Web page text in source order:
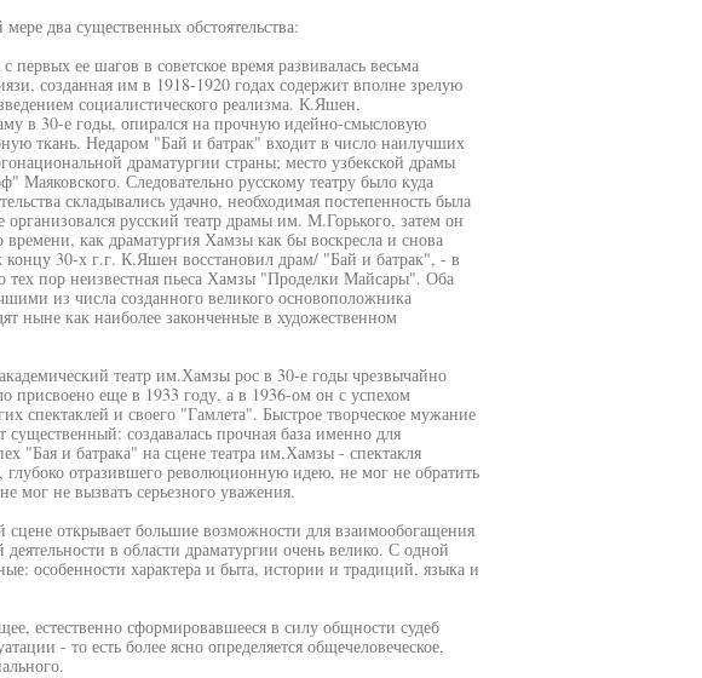
два существенных обстоятельства:
первых ее шагов в советское время развивалась весьма
созданная им в 1918-1920 годах содержит вполне зрелую
социалистического реализма. К.Яшен,
в 30-е годы, опирался на прочную идейно-смысловую
ткань. Недаром "Бай и батрак" входит в число наилучших
драматургии страны; место узбекской драмы
Маяковского. Следовательно русскому театру было куда
складывались удачно, необходимая постепенность была
русский театр драмы им. М.Горького, затем он
времени, как драматургия Хамзы как бы воскресла и снова
концу 30-х г.г. К.Яшен восстановил драм/ "Бай и батрак", - в
пор неизвестная пьеса Хамзы "Проделки Майсары". Оба
из числа созданного великого основоположника
ныне как наиболее законченные в художественном
театр им.Хамзы рос в 30-е годы чрезвычайно
присвоено еще в 1933 году, а в 1936-ом он с успехом
спектаклей и своего "Гамлета". Быстрое творческое мужание
создавалась прочная база именно для
"Бая и батрака" на сцене театра им,Хамзы - спектакля
глубоко отразившего революционную идею, не мог не обратить
мог не вызвать серьезного уважения.
открывает большие возможности для взаимообогащения
деятельности в области драматургии очень велико. С одной
особенности характера и быта, истории и традиций, языка и
естественно сформировавшееся в силу общности судеб
- то есть более ясно определяется общечеловеческое,